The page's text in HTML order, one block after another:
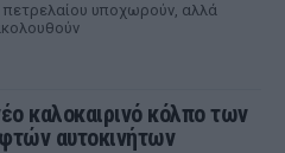
πετρελαίου υποχωρούν, αλλά
καλοκαιρινό κόλπο των
αυτοκινήτων